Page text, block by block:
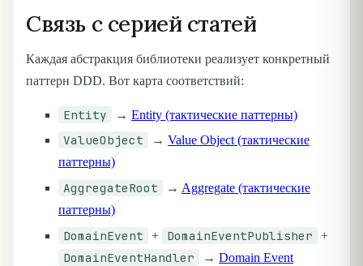
Связь с серией статей
Каждая абстракция библиотеки реализует конкретный
паттерн DDD. Вот карта соответствий:
Entity → Entity (тактические паттерны)
ValueObject → Value Object (тактические
паттерны)
AggregateRoot → Aggregate (тактические
паттерны)
DomainEvent + DomainEventPublisher +
DomainEventHandler → Domain Event